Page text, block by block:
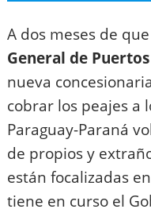
A dos meses de
General de Puertos
nueva
cobrar los peajes a
Paraguay-Paraná
de propios y
están focalizadas
tiene en curso el